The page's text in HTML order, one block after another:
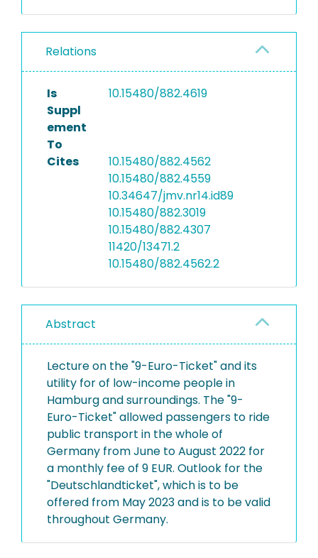
Relations
Is
Suppl
ement
To
10.15480/882.4619
Cites
10.15480/882.4562
10.15480/882.4559
10.34647/jmv.nr14.id89
10.15480/882.3019
10.15480/882.4307
11420/13471.2
10.15480/882.4562.2
Abstract
Lecture on the "9-Euro-Ticket" and its
utility for of low-income people in
Hamburg and surroundings. The "9-
Euro-Ticket" allowed passengers to ride
public transport in the whole of
Germany from June to August 2022 for
a monthly fee of 9 EUR. Outlook for the
"Deutschlandticket", which is to be
offered from May 2023 and is to be valid
throughout Germany.